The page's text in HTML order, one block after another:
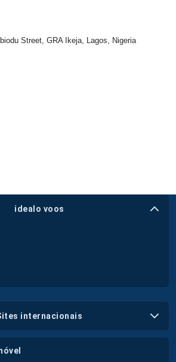
Street, GRA Ikeja, Lagos, Nigeria
idealo voos
sites internacionais